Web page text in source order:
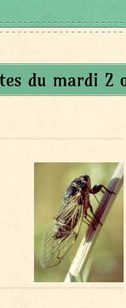
du mardi 2